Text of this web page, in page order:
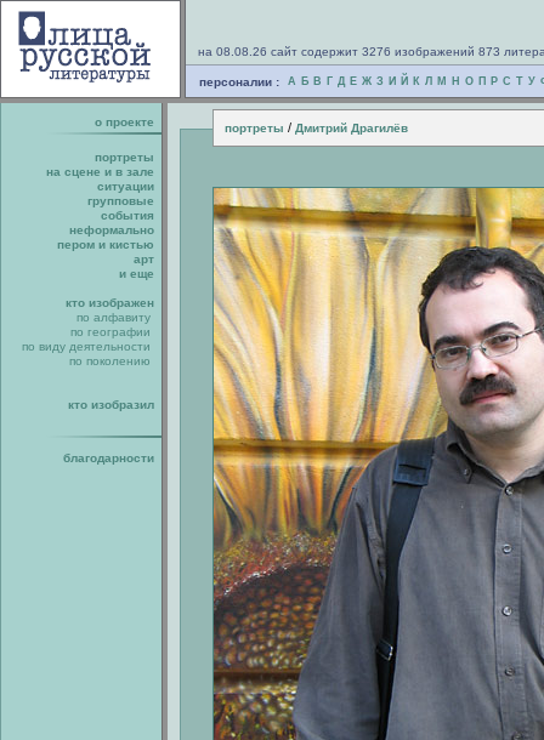
на 08.08.26 сайт содержит 3276 изображений 873
персоналии : А Б В Г Д Е Ж З И Й К Л М Н О П Р С Т У
о проекте портреты / Дмитрий Драгилёв
портреты
на сцене и в зале
ситуации
групповые
события
неформально
пером и кистью
арт
и еще
кто изображен
по алфавиту
по географии
по виду деятельности
по поколению
кто изобразил
благодарности